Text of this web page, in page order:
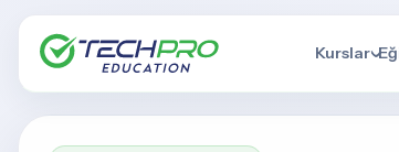
Kurslar